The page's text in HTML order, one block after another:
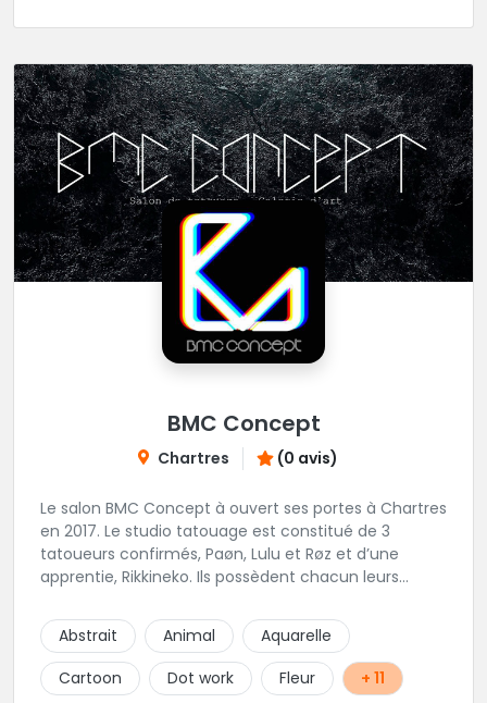
BMC Concept
Chartres (0 avis)
Le salon BMC Concept à ouvert ses portes à Chartres
en 2017. Le studio tatouage est constitué de 3
tatoueurs confirmés, Paøn, Lulu et Røz et d’une
apprentie, Rikkineko. Ils possèdent chacun leurs
souhaitant se faire tatouer de pouvoir construire un
projet entièrement personnalisé. Une pierceuse est
présente en Guest environ une semaine par mois au
salon.
Abstrait Animal
Aquarelle
Cartoon
Dot work Fleur + 11